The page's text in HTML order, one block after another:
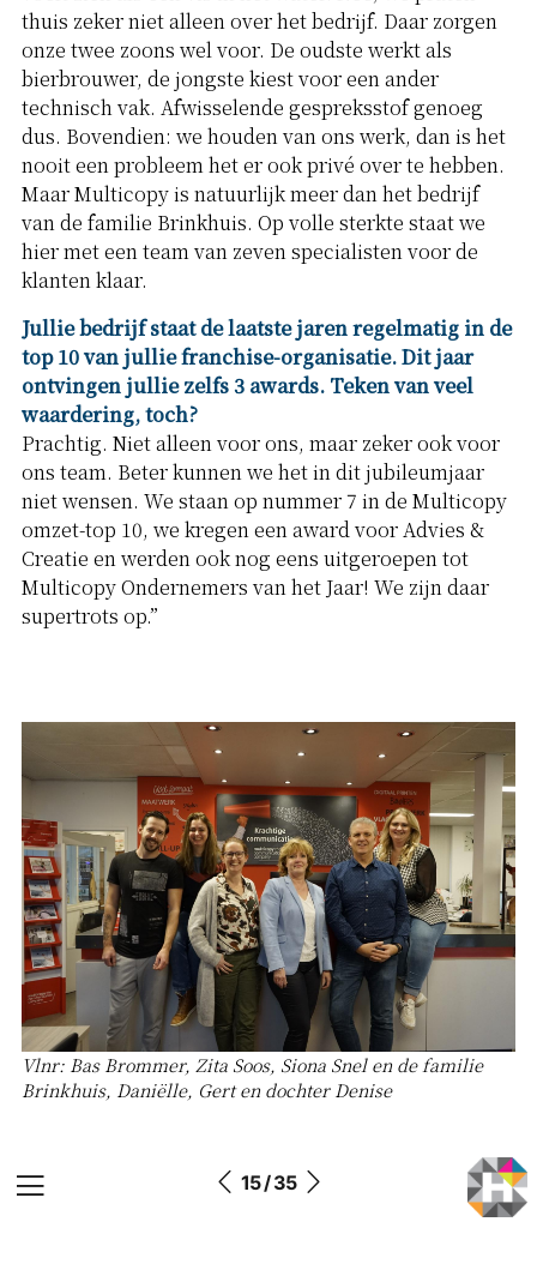
thuis zeker niet alleen over het bedrijf. Daar zorgen
onze twee zoons wel voor. De oudste werkt als
bierbrouwer, de jongste kiest voor een ander
technisch vak. Afwisselende gespreksstof genoeg
dus. Bovendien: we houden van ons werk, dan is het
nooit een probleem het er ook privé over te hebben.
Maar Multicopy is natuurlijk meer dan het bedrijf
van de familie Brinkhuis. Op volle sterkte staat we
hier met een team van zeven specialisten voor de
klanten klaar.
Jullie bedrijf staat de laatste jaren regelmatig in de
top 10 van jullie franchise-organisatie. Dit jaar
ontvingen jullie zelfs 3 awards. Teken van veel
waardering, toch?
Prachtig. Niet alleen voor ons, maar zeker ook voor
ons team. Beter kunnen we het in dit jubileumjaar
niet wensen. We staan op nummer 7 in de Multicopy
omzet-top 10, we kregen een award voor Advies &
Creatie en werden ook nog eens uitgeroepen tot
Multicopy Ondernemers van het Jaar! We zijn daar
supertrots op.”
Vlnr: Bas Brommer, Zita Soos, Siona Snel en de familie
Brinkhuis, Daniëlle, Gert en dochter Denise
15 / 35